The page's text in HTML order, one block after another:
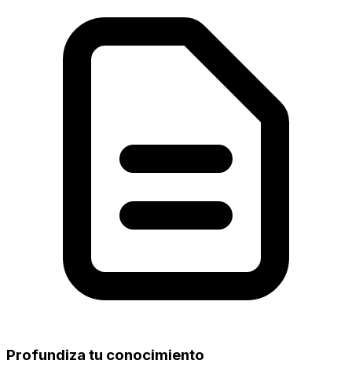
Profundiza tu conocimiento